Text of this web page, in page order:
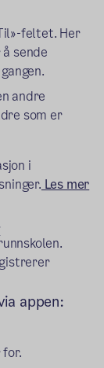
feltet. Her
sende
andre
som er
i
Les mer
appen: